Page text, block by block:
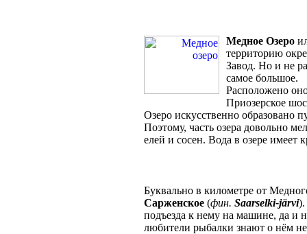
Медное Озеро
территорию
Завод. Но и не
самое большое.
Расположено
Приозерское
Озеро искусственно образовано
Поэтому, часть озера довольно
елей и сосен. Вода в озере имеет
Буквально в километре от
Сарженское (фин. Saarselki-järvi).
подъезда к нему на машине, да и
любители рыбалки знают о нём